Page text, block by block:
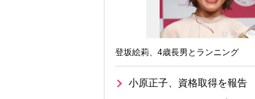
登坂絵莉、4歳長男とランニング
小原正子、資格取得を報告